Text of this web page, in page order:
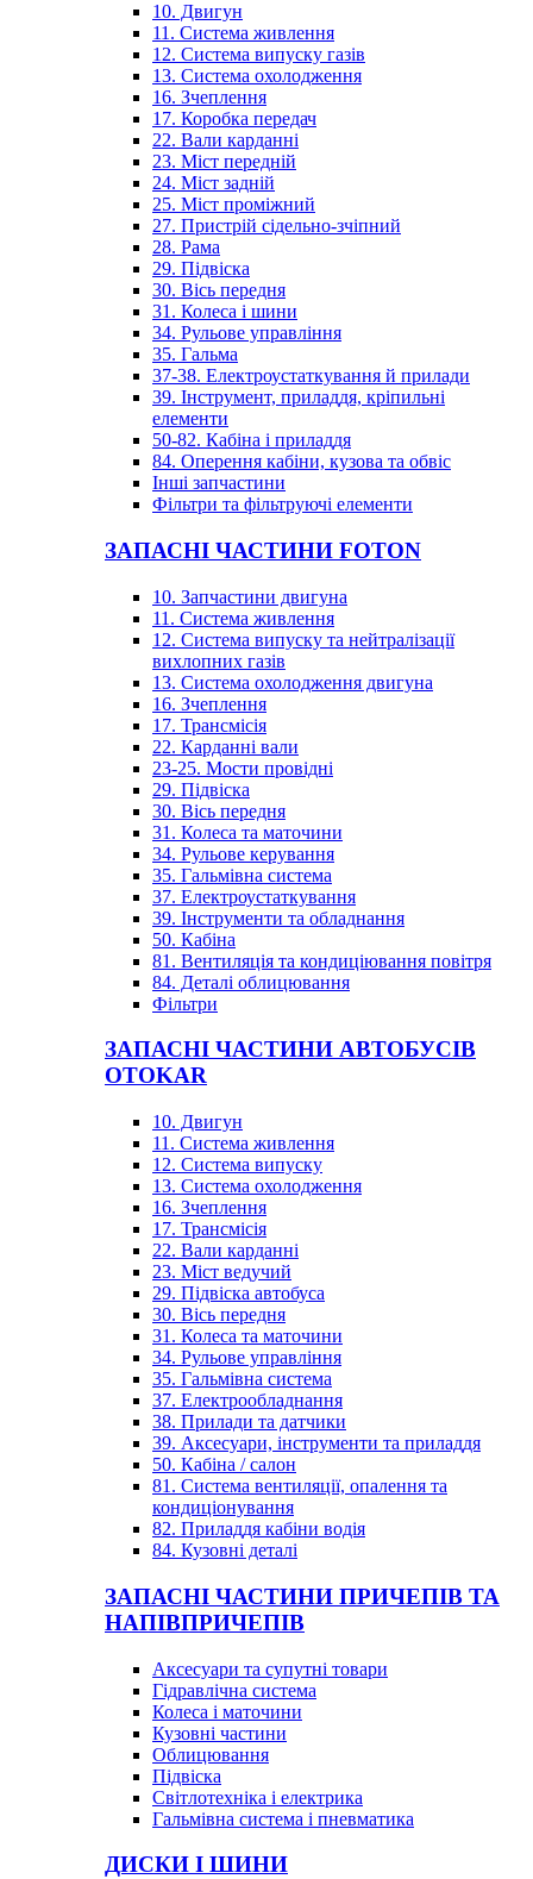
10. Двигун
11. Система живлення
12. Система випуску газів
13. Система охолодження
16. Зчеплення
17. Коробка передач
22. Вали карданні
23. Міст передній
24. Міст задній
25. Міст проміжний
27. Пристрій сідельно-зчіпний
28. Рама
29. Підвіска
30. Вісь передня
31. Колеса і шини
34. Рульове управління
35. Гальма
37-38. Електроустаткування й прилади
39. Інструмент, приладдя, кріпильні
елементи
50-82. Кабіна і приладдя
84. Оперення кабіни, кузова та обвіс
Інші запчастини
Фільтри та фільтруючі елементи
ЗАПАСНІ ЧАСТИНИ FOTON
10. Запчастини двигуна
11. Система живлення
12. Система випуску та нейтралізації
вихлопних газів
13. Система охолодження двигуна
16. Зчеплення
17. Трансмісія
22. Карданні вали
23-25. Мости провідні
29. Підвіска
30. Вісь передня
31. Колеса та маточини
34. Рульове керування
35. Гальмівна система
37. Електроустаткування
39. Інструменти та обладнання
50. Кабіна
81. Вентиляція та кондиціювання повітря
84. Деталі облицювання
Фільтри
ЗАПАСНІ ЧАСТИНИ АВТОБУСІВ
OTOKAR
10. Двигун
11. Система живлення
12. Система випуску
13. Система охолодження
16. Зчеплення
17. Трансмісія
22. Вали карданні
23. Міст ведучий
29. Підвіска автобуса
30. Вісь передня
31. Колеса та маточини
34. Рульове управління
35. Гальмівна система
37. Електрообладнання
38. Прилади та датчики
39. Аксесуари, інструменти та приладдя
50. Кабіна / салон
81. Система вентиляції, опалення та
кондиціонування
82. Приладдя кабіни водія
84. Кузовні деталі
ЗАПАСНІ ЧАСТИНИ ПРИЧЕПІВ ТА
НАПІВПРИЧЕПІВ
Аксесуари та супутні товари
Гідравлічна система
Колеса і маточини
Кузовні частини
Облицювання
Підвіска
Світлотехніка і електрика
Гальмівна система і пневматика
ДИСКИ І ШИНИ